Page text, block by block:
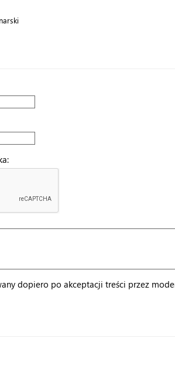
dopiero po akceptacji treści przez